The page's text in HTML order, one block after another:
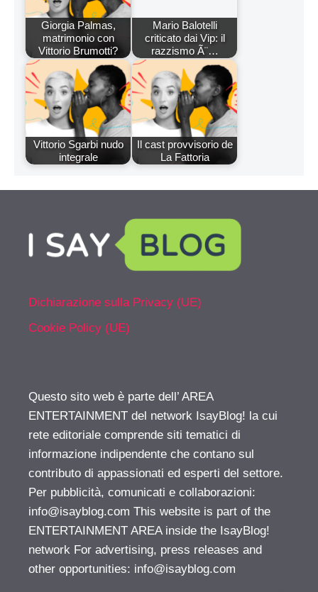
Giorgia Palmas,
matrimonio con
Vittorio Brumotti?
Mario Balotelli
criticato dai Vip: il
razzismo Ã¨…
Vittorio Sgarbi nudo
integrale
Il cast provvisorio de
La Fattoria
Dichiarazione sulla Privacy (UE)
Cookie Policy (UE)
Questo sito web è parte dell’ AREA
ENTERTAINMENT del network IsayBlog! la cui
rete editoriale comprende siti tematici di
informazione indipendente che contano sul
contributo di appassionati ed esperti del settore.
Per pubblicità, comunicati e collaborazioni:
info@isayblog.com This website is part of the
ENTERTAINMENT AREA inside the IsayBlog!
network For advertising, press releases and
other opportunities: info@isayblog.com